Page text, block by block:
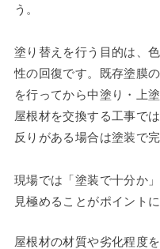
う。
塗り替えを行う目的は、
性の回復です。既存塗膜
を行ってから中塗り・上
屋根材を交換する工事で
反りがある場合は塗装で
現場では「塗装で十分か
見極めることがポイントに
屋根材の材質や劣化程度